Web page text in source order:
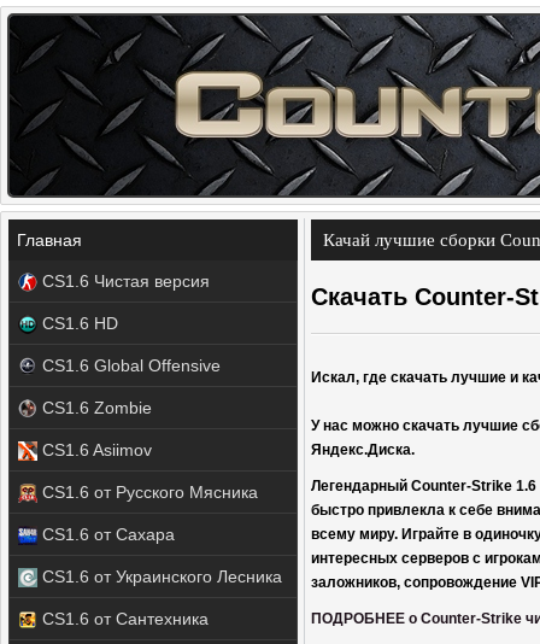
Главная
CS1.6 Чистая версия
CS1.6 HD
CS1.6 Global Offensive
CS1.6 Zombie
CS1.6 Asiimov
CS1.6 от Русского Мясника
CS1.6 от Сахара
CS1.6 от Украинского Лесника
CS1.6 от Сантехника
Качай лучшие сборки
Скачать Counter-
Искал, где скачать лучшие и
У нас можно скачать лучшие
Яндекс.Диска.
Легендарный Counter-Strike
быстро привлекла к себе
всему миру. Играйте в
интересных серверов с
заложников, сопровождение
ПОДРОБНЕЕ о Counter-Strike